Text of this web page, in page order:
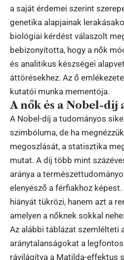
a saját érdemei szerint
genetika alapjainak
biológiai kérdést válaszolt
bebizonyította, hogy a nők
és analitikus készségei
áttörésekhez. Az ő
kutatói munka mementója.
A nők és a Nobel-díj
A Nobel-díj a tudományos
szimbóluma, de ha
megoszlását, a statisztika
mutat. A díj több mint
aránya a
elenyésző a férfiakhoz
hiányát tükrözi, hanem azt a
amelyen a nőknek sokkal
Az alábbi táblázat szemlélteti
aránytalanságokat a
rávilágítva a Matilda-effektus